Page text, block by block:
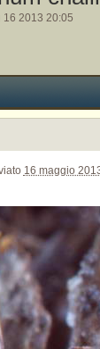
16 2013 20:05
16 maggio